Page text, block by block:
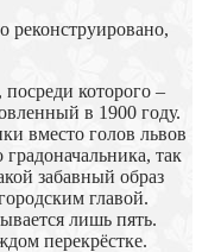
реконструировано,
которого –
в 1900 году.
вместо голов львов
так
забавный образ
главой.
лишь пять.
перекрёстке.